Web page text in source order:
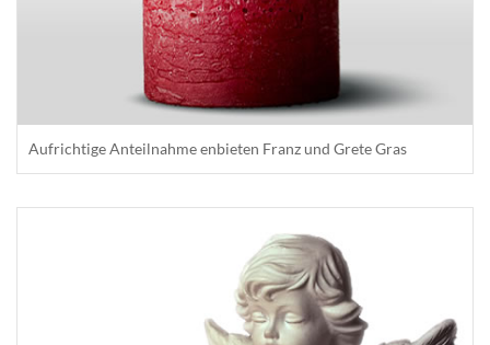
Aufrichtige Anteilnahme enbieten Franz und Grete Gras